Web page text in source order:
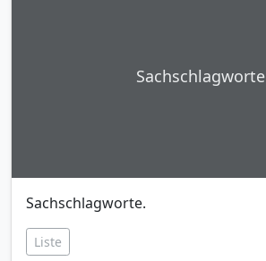
Sachschlagworte
Sachschlagworte.
Liste